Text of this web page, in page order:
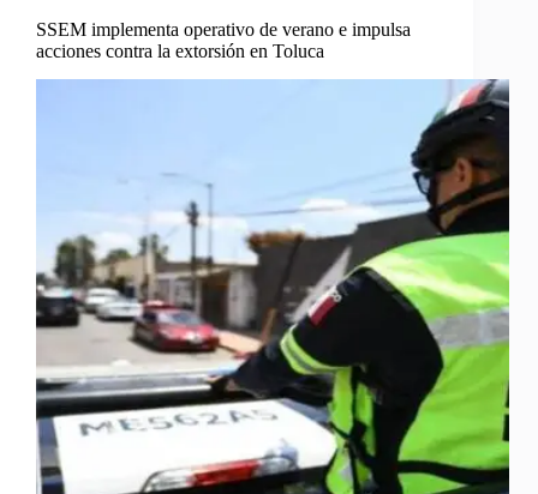
SSEM implementa operativo de verano e impulsa
acciones contra la extorsión en Toluca